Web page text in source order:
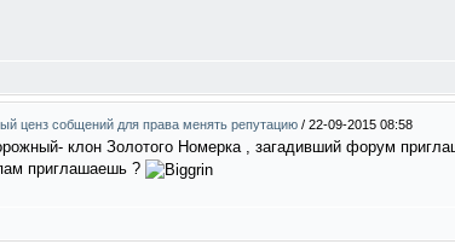
ценз собщений для права менять репутацию / 22-09-2015 08:58
клон Золотого Номерка , загадивший форум
приглашаешь ?